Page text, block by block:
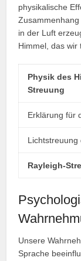
physikalische
in der Luft
Himmel, das wir
Physik des
Streuung
Erklärung für
Lichtstreuung
Rayleigh-
Unsere
Sprache